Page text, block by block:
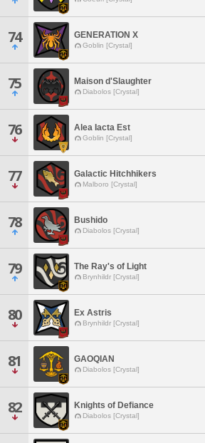
74 GENERATION X
Goblin [Crystal]
75 Maison d'Slaughter
Diabolos [Crystal]
76 Alea Iacta Est
Goblin [Crystal]
77 Galactic Hitchhikers
Malboro [Crystal]
78 Bushido
Diabolos [Crystal]
79 The Ray's of Light
Brynhildr [Crystal]
80 Ex Astris
Brynhildr [Crystal]
81 GAOQIAN
Diabolos [Crystal]
82 Knights of Defiance
Diabolos [Crystal]